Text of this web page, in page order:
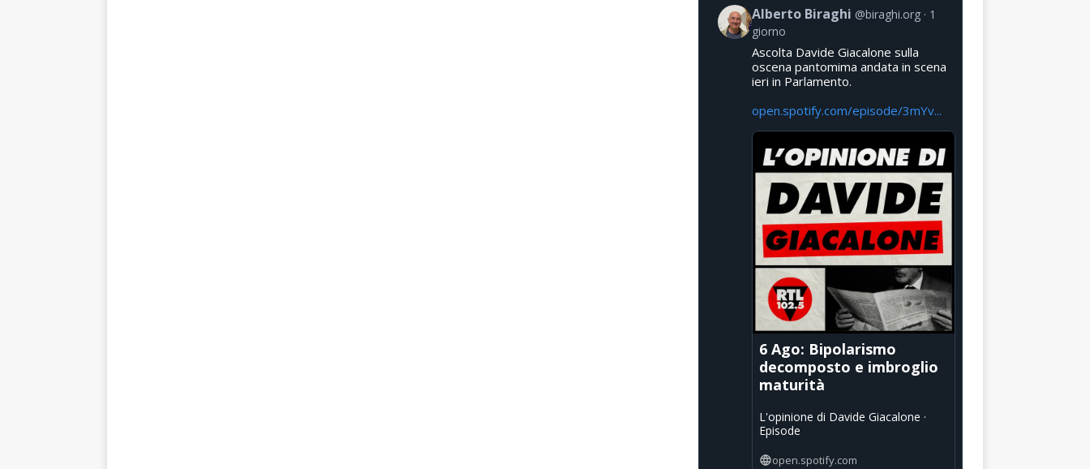
Alberto Biraghi @biraghi.org
1
giorno
Ascolta Davide Giacalone sulla
oscena pantomima andata in scena
ieri in Parlamento.
open.spotify.com/episode/3mYv...
6 Ago: Bipolarismo
decomposto e imbroglio
maturità
L'opinione di Davide Giacalone ·
Episode
open.spotify.com